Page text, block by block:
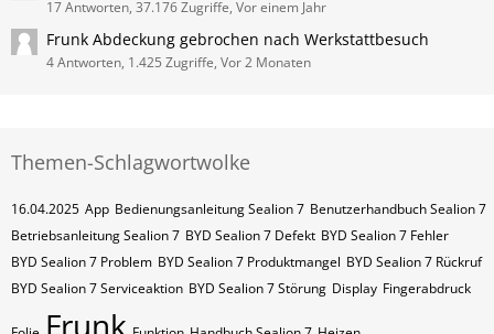
17 Antworten, 37.176 Zugriffe, Vor einem Jahr
Frunk Abdeckung gebrochen nach Werkstattbesuch
4 Antworten, 1.425 Zugriffe, Vor 2 Monaten
Themen-Schlagwortwolke
16.04.2025 App Bedienungsanleitung Sealion 7 Benutzerhandbuch Sealion 7
Betriebsanleitung Sealion 7 BYD Sealion 7 Defekt BYD Sealion 7 Fehler
BYD Sealion 7 Problem BYD Sealion 7 Produktmangel BYD Sealion 7 Rückruf
BYD Sealion 7 Serviceaktion BYD Sealion 7 Störung Display Fingerabdruck
Frunk